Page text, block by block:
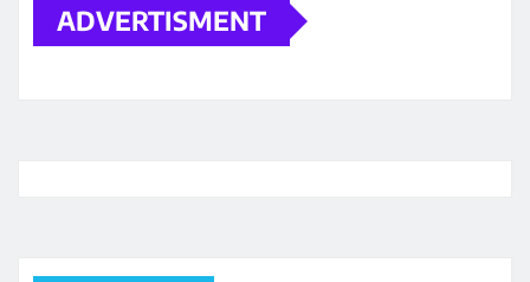
ADVERTISMENT